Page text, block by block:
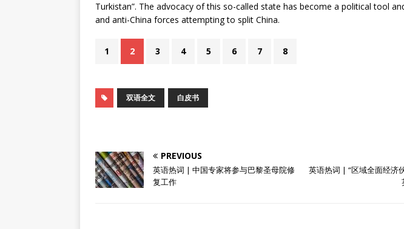
Turkistan”. The advocacy of this so-called state has become a political tool
and anti-China forces attempting to split China.
1 2 3 4 5 6 7 8
双语全文 白皮书
PREVIOUS
英语热词 | 中国专家将参与巴黎圣母院修
复工作
英语热词 | “区域全面经济